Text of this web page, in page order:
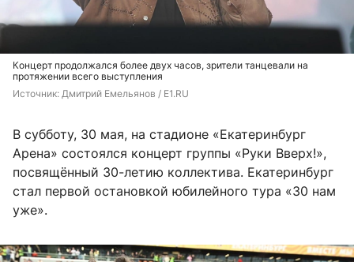
Концерт продолжался более двух часов, зрители танцевали на
протяжении всего выступления
Источник: Дмитрий Емельянов / E1.RU
В субботу, 30 мая, на стадионе «Екатеринбург
Арена» состоялся концерт группы «Руки Вверх!»,
посвящённый 30-летию коллектива. Екатеринбург
стал первой остановкой юбилейного тура «30 нам
уже».